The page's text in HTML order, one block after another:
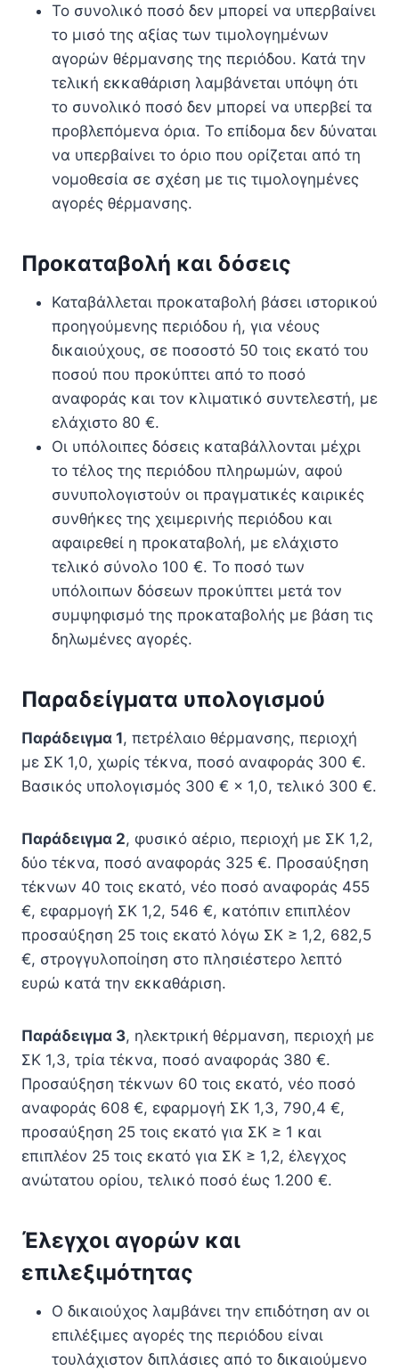
Το συνολικό ποσό δεν μπορεί να υπερβαίνει
το μισό της αξίας των τιμολογημένων
αγορών θέρμανσης της περιόδου. Κατά την
τελική εκκαθάριση λαμβάνεται υπόψη ότι
το συνολικό ποσό δεν μπορεί να υπερβεί τα
προβλεπόμενα όρια. Το επίδομα δεν δύναται
να υπερβαίνει το όριο που ορίζεται από τη
νομοθεσία σε σχέση με τις τιμολογημένες
αγορές θέρμανσης.
Προκαταβολή και δόσεις
Καταβάλλεται προκαταβολή βάσει ιστορικού
προηγούμενης περιόδου ή, για νέους
δικαιούχους, σε ποσοστό 50 τοις εκατό του
ποσού που προκύπτει από το ποσό
αναφοράς και τον κλιματικό συντελεστή, με
ελάχιστο 80 €.
Οι υπόλοιπες δόσεις καταβάλλονται μέχρι
το τέλος της περιόδου πληρωμών, αφού
συνυπολογιστούν οι πραγματικές καιρικές
συνθήκες της χειμερινής περιόδου και
αφαιρεθεί η προκαταβολή, με ελάχιστο
τελικό σύνολο 100 €. Το ποσό των
υπόλοιπων δόσεων προκύπτει μετά τον
συμψηφισμό της προκαταβολής με βάση τις
δηλωμένες αγορές.
Παραδείγματα υπολογισμού
Παράδειγμα 1, πετρέλαιο θέρμανσης, περιοχή
με ΣΚ 1,0, χωρίς τέκνα, ποσό αναφοράς 300 €.
Βασικός υπολογισμός 300 € × 1,0, τελικό 300 €.
Παράδειγμα 2, φυσικό αέριο, περιοχή με ΣΚ 1,2,
δύο τέκνα, ποσό αναφοράς 325 €. Προσαύξηση
τέκνων 40 τοις εκατό, νέο ποσό αναφοράς 455
€, εφαρμογή ΣΚ 1,2, 546 €, κατόπιν επιπλέον
προσαύξηση 25 τοις εκατό λόγω ΣΚ ≥ 1,2, 682,5
€, στρογγυλοποίηση στο πλησιέστερο λεπτό
ευρώ κατά την εκκαθάριση.
Παράδειγμα 3, ηλεκτρική θέρμανση, περιοχή με
ΣΚ 1,3, τρία τέκνα, ποσό αναφοράς 380 €.
Προσαύξηση τέκνων 60 τοις εκατό, νέο ποσό
αναφοράς 608 €, εφαρμογή ΣΚ 1,3, 790,4 €,
προσαύξηση 25 τοις εκατό για ΣΚ ≥ 1 και
επιπλέον 25 τοις εκατό για ΣΚ ≥ 1,2, έλεγχος
ανώτατου ορίου, τελικό ποσό έως 1.200 €.
Έλεγχοι αγορών και
επιλεξιμότητας
Ο δικαιούχος λαμβάνει την επιδότηση αν οι
επιλέξιμες αγορές της περιόδου είναι
τουλάχιστον διπλάσιες από το δικαιούμενο